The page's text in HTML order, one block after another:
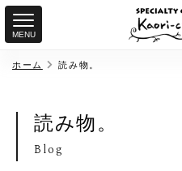
MENU
ホーム 読み物。
読み物。
Blog